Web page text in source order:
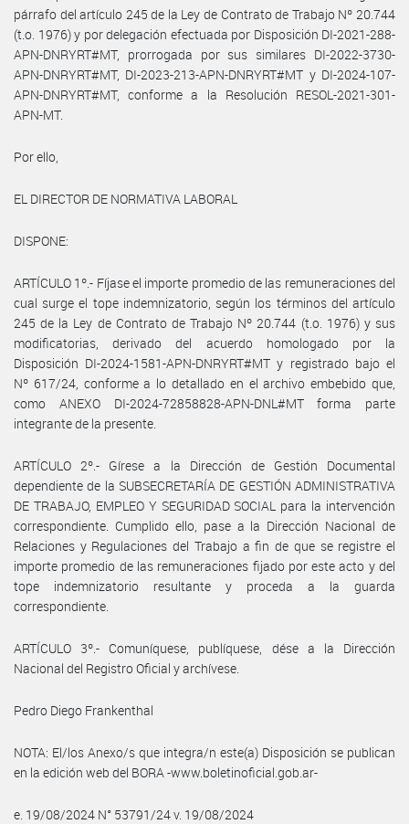
párrafo del artículo 245 de la Ley de Contrato de Trabajo Nº 20.744
(t.o. 1976) y por delegación efectuada por Disposición DI-2021-288-
APN-DNRYRT#MT, prorrogada por sus similares DI-2022-3730-
APN-DNRYRT#MT, DI-2023-213-APN-DNRYRT#MT y DI-2024-107-
APN-DNRYRT#MT, conforme a la Resolución RESOL-2021-301-
APN-MT.
Por ello,
EL DIRECTOR DE NORMATIVA LABORAL
DISPONE:
ARTÍCULO 1º.- Fíjase el importe promedio de las remuneraciones del
cual surge el tope indemnizatorio, según los términos del artículo
245 de la Ley de Contrato de Trabajo Nº 20.744 (t.o. 1976) y sus
modificatorias, derivado del acuerdo homologado por la
Disposición DI-2024-1581-APN-DNRYRT#MT y registrado bajo el
Nº 617/24, conforme a lo detallado en el archivo embebido que,
como ANEXO DI-2024-72858828-APN-DNL#MT forma parte
integrante de la presente.
ARTÍCULO 2º.- Gírese a la Dirección de Gestión Documental
dependiente de la SUBSECRETARÍA DE GESTIÓN ADMINISTRATIVA
DE TRABAJO, EMPLEO Y SEGURIDAD SOCIAL para la intervención
correspondiente. Cumplido ello, pase a la Dirección Nacional de
Relaciones y Regulaciones del Trabajo a fin de que se registre el
importe promedio de las remuneraciones fijado por este acto y del
tope indemnizatorio resultante y proceda a la guarda
correspondiente.
ARTÍCULO 3º.- Comuníquese, publíquese, dése a la Dirección
Nacional del Registro Oficial y archívese.
Pedro Diego Frankenthal
NOTA: El/los Anexo/s que integra/n este(a) Disposición se publican
en la edición web del BORA -www.boletinoficial.gob.ar-
e. 19/08/2024 N° 53791/24 v. 19/08/2024